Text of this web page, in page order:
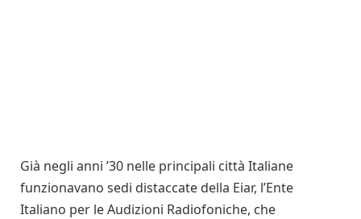
Già negli anni ’30 nelle principali città Italiane
funzionavano sedi distaccate della Eiar, l’Ente
Italiano per le Audizioni Radiofoniche, che